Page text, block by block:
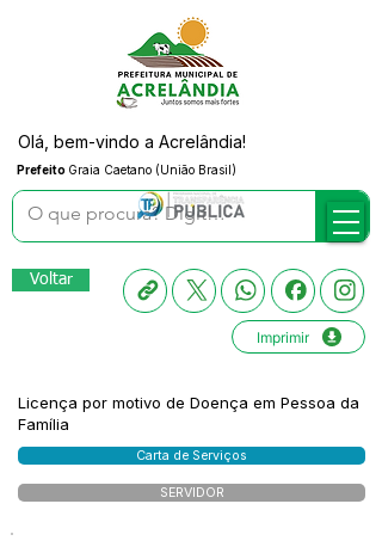
Prefeito Graia Caetano (União Brasil)
Olá, bem-vindo a Acrelândia!
Voltar
Imprimir
Licença por motivo de Doença em Pessoa da
Família
Carta de Serviços
SERVIDOR